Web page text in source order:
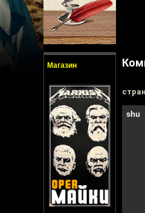
Магазин
shu